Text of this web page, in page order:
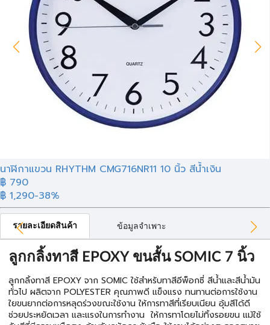
นาฬิกาแขวน RHYTHM CMG716NR11 10 นิ้ว สีน้ำเงิน
฿ 790
฿ 1,290-38%
รายละเอียดสินค้า ข้อมูลจำเพาะ
ลูกกลิ้งทาสี EPOXY ขนสั้น SOMIC 7 นิ้ว
ลูกกลิ้งทาสี EPOXY จาก SOMIC ใช้สำหรับทาสีอีพ็อกซี่ สีน้ำและสีน้ำมัน
ทั่วไป ผลิตจาก POLYESTER คุณภาพดี แข็งแรง ทนทานต่อการใช้งาน
ใยขนยากต่อการหลุดร่วงขณะใช้งาน ให้การทาสีที่เรียบเนียน อุ้มสีได้ดี
ช่วยประหยัดเวลา และแรงในการทำงาน ให้การทาโดยไม่ทิ้งรอยขน แม้ใช้